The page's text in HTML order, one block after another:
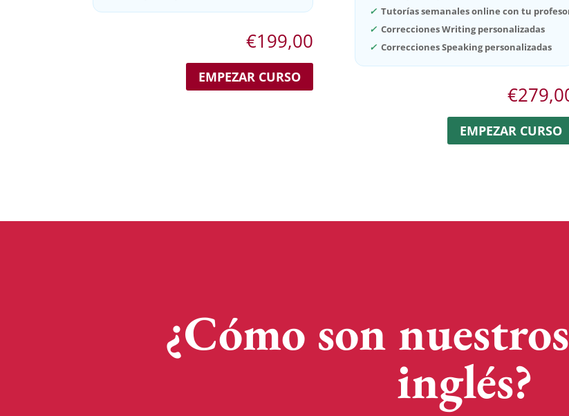
€199,00
EMPEZAR CURSO
✓ Tutorías semanales online con tu
✓ Correcciones Writing personalizadas
✓ Correcciones Speaking personalizadas
€
EMPEZAR CURSO
¿Cómo son
inglés?